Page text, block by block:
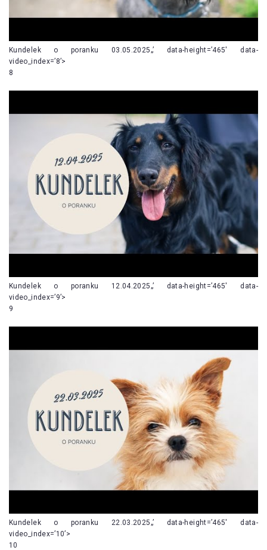
Kundelek o poranku 03.05.2025„’ data-height=’465′ data-
video_index=’8’>
8
Kundelek o poranku 12.04.2025„’ data-height=’465′ data-
video_index=’9’>
9
Kundelek o poranku 22.03.2025„’ data-height=’465′ data-
video_index=’10’>
10